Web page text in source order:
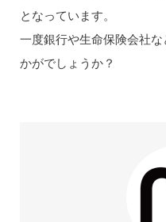
となっています。
一度銀行や生命保険会社
かがでしょうか？